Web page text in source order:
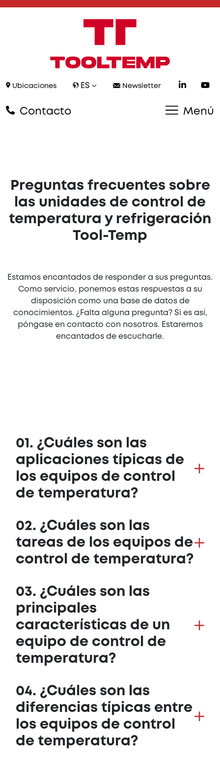
Ubicaciones ES Newsletter
Contacto Menú
Preguntas frecuentes sobre
las unidades de control de
temperatura y refrigeración
Tool-Temp
Estamos encantados de responder a sus preguntas.
Como servicio, ponemos estas respuestas a su
disposición como una base de datos de
conocimientos. ¿Falta alguna pregunta? Si es así,
póngase en contacto con nosotros. Estaremos
encantados de escucharle.
01. ¿Cuáles son las
aplicaciones típicas de
los equipos de control
de temperatura?
02. ¿Cuáles son las
tareas de los equipos de
control de temperatura?
03. ¿Cuáles son las
principales
características de un
equipo de control de
temperatura?
04. ¿Cuáles son las
diferencias típicas entre
los equipos de control
de temperatura?